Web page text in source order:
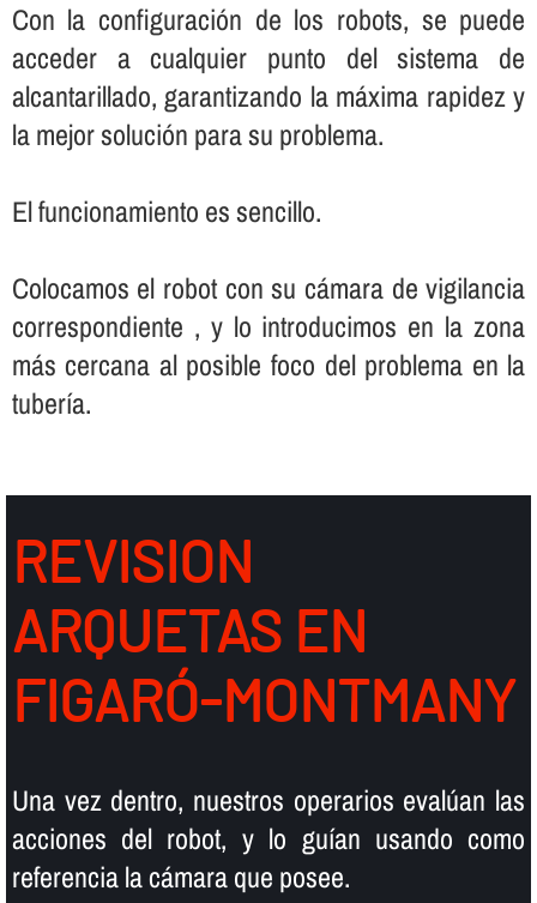
Con la configuración de los robots, se puede
acceder a cualquier punto del sistema de
alcantarillado, garantizando la máxima rapidez y
la mejor solución para su problema.
El funcionamiento es sencillo.
Colocamos el robot con su cámara de vigilancia
correspondiente , y lo introducimos en la zona
más cercana al posible foco del problema en la
tuberí­a.
REVISION
ARQUETAS EN
FIGARÓ-MONTMANY
Una vez dentro, nuestros operarios evalúan las
acciones del robot, y lo guí­an usando como
referencia la cámara que posee.